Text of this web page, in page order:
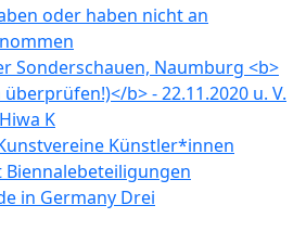
oder haben nicht an
Sonderschauen, Naumburg <b>
b> - 22.11.2020 u. V.
K
Künstler*innen
in Germany Drei